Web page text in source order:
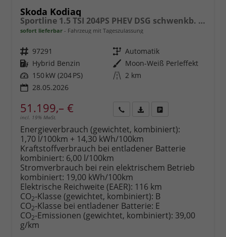
Skoda Kodiaq
Sportline 1.5 TSI 204PS PHEV DSG schwenkb. AHK elektr. PanoDach HUD Alcantara PDC v+h 360°Kamera CANTON Sound Klimaautomatik Sitzheizung Lenkradheizung Navi Apple CarPlay Android Auto 2xKeyless 19"LM vollelektr. Reichweite 116KM
sofort lieferbar Fahrzeug mit Tageszulassung
Fahrzeugnr. 97291 Getriebe Automatik
Kraftstoff Hybrid Benzin Außenfarbe Moon-Weiß Perleffekt
Leistung 150 kW (204 PS) Kilometerstand 2 km
28.05.2026
51.199,– €
incl. 19% MwSt.
anfordernDatei,
Fahrzeugexposé
drucken
drucken,
parken
oder
vergleichen
Energieverbrauch (gewichtet, kombiniert):
1,70 l/100km + 14,30 kWh/100km
Kraftstoffverbrauch bei entladener Batterie
kombiniert: 6,00 l/100km
Stromverbrauch bei rein elektrischem Betrieb
kombiniert: 19,00 kWh/100km
Elektrische Reichweite (EAER): 116 km
CO2-Klasse (gewichtet, kombiniert): B
CO2-Klasse bei entladener Batterie: E
CO2-Emissionen (gewichtet, kombiniert): 39,00
g/km